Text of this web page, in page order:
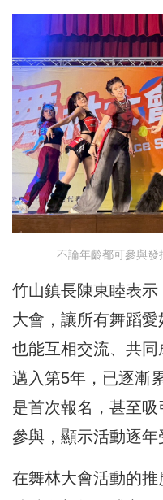
不論年齡都可參與發
竹山鎮長陳東睦表
大會，讓所有舞蹈愛
也能互相交流、共
邁入第5年，已逐漸
是首次報名，甚至
參與，顯示活動逐年
在舞林大會活動的